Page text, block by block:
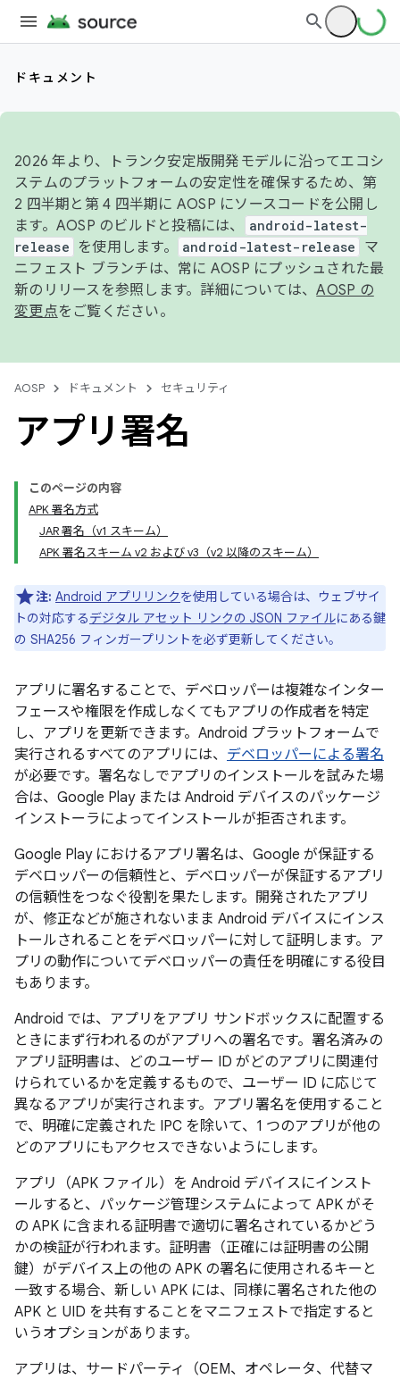
ドキュメント
2026 年より、トランク安定版開発モデルに沿ってエコシ
ステムのプラットフォームの安定性を確保するため、第
2 四半期と第 4 四半期に AOSP にソースコードを公開し
ます。AOSP のビルドと投稿には、
android-latest-
release
を使用します。 android-latest-release
マ
ニフェスト ブランチは、常に AOSP にプッシュされた最
新のリリースを参照します。詳細については、AOSP の
変更点をご覧ください。
AOSP ドキュメント セキュリティ
アプリ署名
このページの内容
APK 署名方式
JAR 署名（v1 スキーム）
APK 署名スキーム v2 および v3（v2 以降のスキーム）
注: Android アプリリンクを使用している場合は、ウェブサイ
トの対応するデジタル アセット リンクの JSON ファイルにある鍵
の SHA256 フィンガープリントを必ず更新してください。
アプリに署名することで、デベロッパーは複雑なインター
フェースや権限を作成しなくてもアプリの作成者を特定
し、アプリを更新できます。Android プラットフォームで
実行されるすべてのアプリには、 デベロッパーによる署名
が必要です。署名なしでアプリのインストールを試みた場
合は、Google Play または Android デバイスのパッケージ
インストーラによってインストールが拒否されます。
Google Play におけるアプリ署名は、Google が保証する
デベロッパーの信頼性と、デベロッパーが保証するアプリ
の信頼性をつなぐ役割を果たします。開発されたアプリ
が、修正などが施されないまま Android デバイスにインス
トールされることをデベロッパーに対して証明します。ア
プリの動作についてデベロッパーの責任を明確にする役目
もあります。
Android では、アプリをアプリ サンドボックスに配置する
ときにまず行われるのがアプリへの署名です。署名済みの
アプリ証明書は、どのユーザー ID がどのアプリに関連付
けられているかを定義するもので、ユーザー ID に応じて
異なるアプリが実行されます。アプリ署名を使用すること
で、明確に定義された IPC を除いて、1 つのアプリが他の
どのアプリにもアクセスできないようにします。
アプリ（APK ファイル）を Android デバイスにインスト
ールすると、パッケージ管理システムによって APK がそ
の APK に含まれる証明書で適切に署名されているかどう
かの検証が行われます。証明書（正確には証明書の公開
鍵）がデバイス上の他の APK の署名に使用されるキーと
一致する場合、新しい APK には、同様に署名された他の
APK と UID を共有することをマニフェストで指定すると
いうオプションがあります。
アプリは、サードパーティ（OEM、オペレータ、代替マ